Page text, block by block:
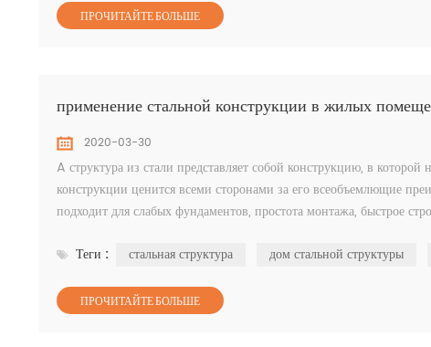
ПРОЧИТАЙТЕ БОЛЬШЕ
применение стальной конструкции в жилых
2020-03-30
A структура из стали представляет собой конструкцию, в
конструкции ценится всеми сторонами за его всеобъемлющие
подходит для слабых фундаментов, простота монтажа, быстрое
Теги :
стальная структура дом стальной структуры
ПРОЧИТАЙТЕ БОЛЬШЕ